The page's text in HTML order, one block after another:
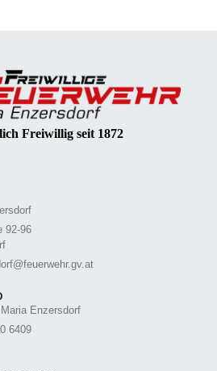
Freiwillig seit 1872
92-96
Enzersdorf
6409